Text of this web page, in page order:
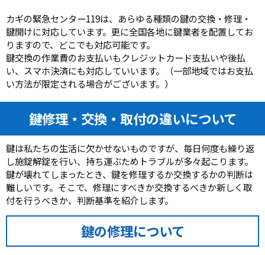
カギの緊急センター119は、あらゆる種類の鍵の交換・修理・
鍵開けに対応しています。更に全国各地に鍵業者を配置してお
りますので、どこでも対応可能です。
鍵交換の作業費のお支払いもクレジットカード支払いや後払
い、スマホ決済にも対応していいます。（一部地域ではお支払
い方法が限定される場合がございます。）
鍵修理・交換・取付の違いについて
鍵は私たちの生活に欠かせないものですが、毎日何度も繰り返
し施錠解錠を行い、持ち運ぶためトラブルが多々起こります。
鍵が壊れてしまったとき、鍵を修理するか交換するかの判断は
難しいです。そこで、修理にすべきか交換するべきか新しく取
付を行うべきか、判断基準を紹介します。
鍵の修理について